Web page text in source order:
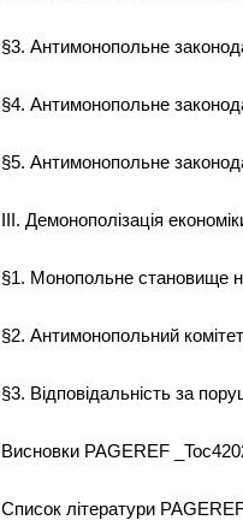
§3. Антимонопольне
§4. Антимонопольне
§5. Антимонопольне
III. Демонополізація
§1. Монопольне становище
§2. Антимонопольний
§3. Відповідальність за
Висновки PAGEREF
Список літератури